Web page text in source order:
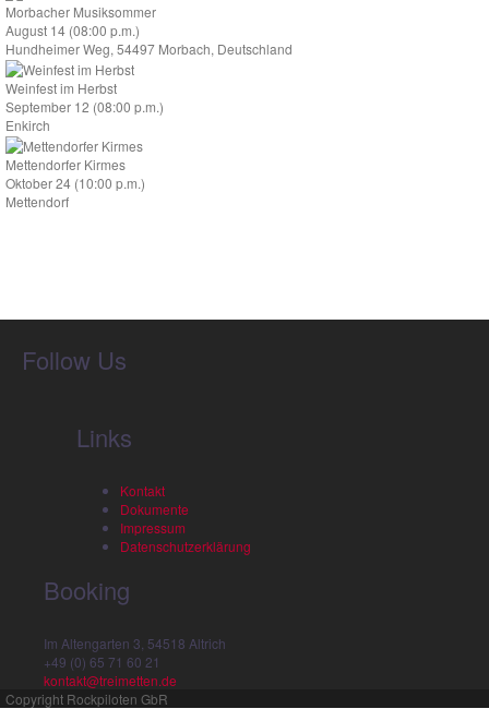
Morbacher Musiksommer
August 14 (08:00 p.m.)
Hundheimer Weg, 54497 Morbach, Deutschland
Weinfest im Herbst
September 12 (08:00 p.m.)
Enkirch
Mettendorfer Kirmes
Oktober 24 (10:00 p.m.)
Mettendorf
Follow Us
Links
Kontakt
Dokumente
Impressum
Datenschutzerklärung
Booking
Im Altengarten 3, 54518 Altrich
+49 (0) 65 71 60 21
kontakt@treimetten.de
Copyright Rockpiloten GbR